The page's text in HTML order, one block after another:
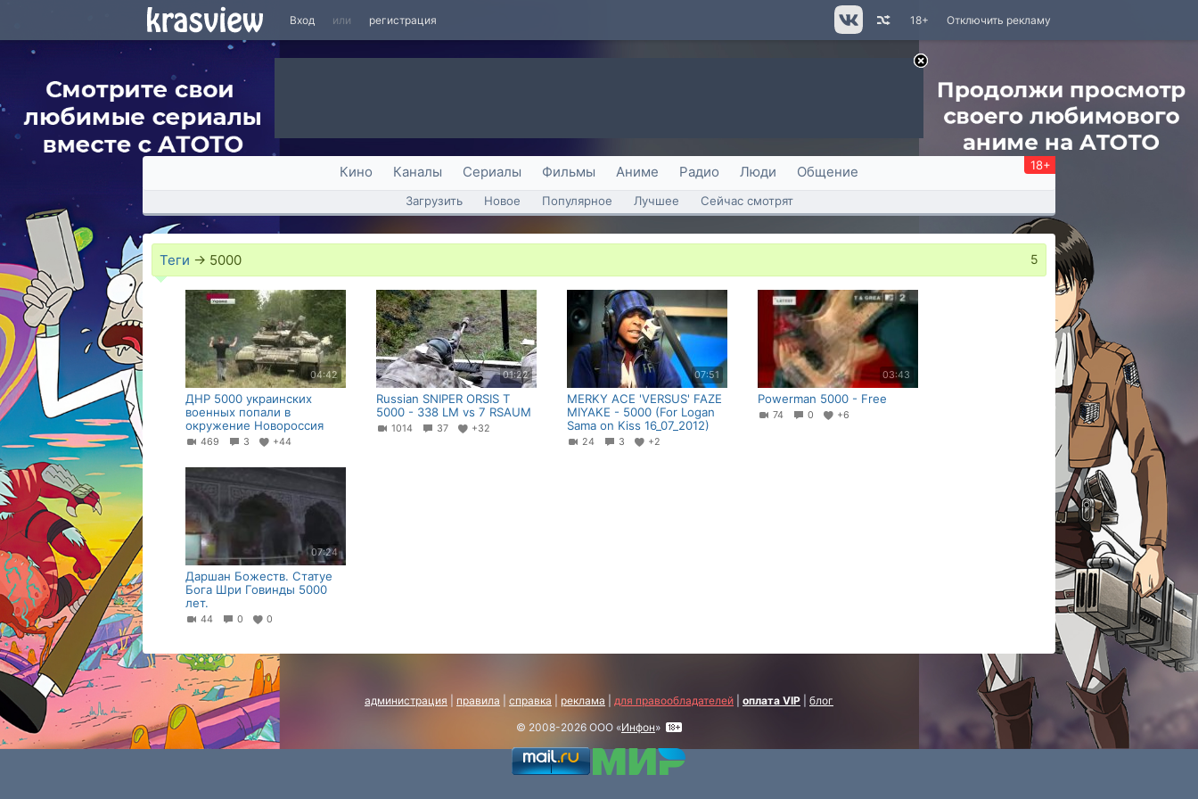
Вход или регистрация Отключить рекламу
18+
Кино Каналы Сериалы Фильмы Аниме Радио Люди Общение 18+
Загрузить Новое Популярное Лучшее Сейчас смотрят
Теги → 5000 5
04:42
ДНР 5000 украинских
военных попали в
окружение Новороссия
469 3 +44
01:22
Russian SNIPER ORSIS T
5000 - 338 LM vs 7 RSAUM
1014 37 +32
07:51
MERKY ACE 'VERSUS' FAZE
MIYAKE - 5000 (For Logan
Sama on Kiss 16_07_2012)
24 3 +2
03:43
Powerman 5000 - Free
74 0 +6
07:24
Даршан Божеств. Статуе
Бога Шри Говинды 5000
лет.
44 0 0
администрация правила справка реклама для правообладателей оплата VIP
блог
© 2008-2026 ООО «Инфон»